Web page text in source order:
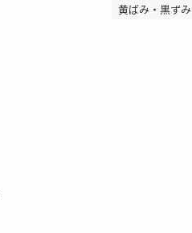
黄ばみ・黒ずみ